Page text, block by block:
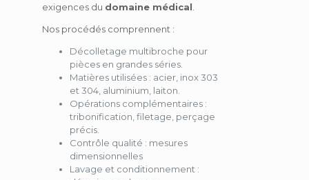
exigences du domaine médical
Nos procédés comprennent :
Décolletage multibroche pour
pièces en grandes séries.
Matières utilisées : acier, inox 303
et 304, aluminium, laiton.
Opérations complémentaires :
tribonification, filetage, perçage
précis.
Contrôle qualité : mesures
dimensionnelles
Lavage et conditionnement :